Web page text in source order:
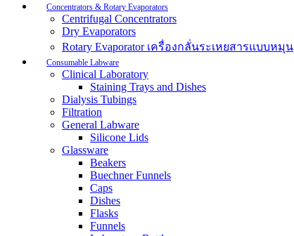
Concentrators & Rotary Evaporators
Centrifugal Concentrators
Dry Evaporators
Rotary Evaporator เครื่องกลั่นระเหยสารแบบหมุน
Consumable Labware
Clinical Laboratory
Staining Trays and Dishes
Dialysis Tubings
Filtration
General Labware
Silicone Lids
Glassware
Beakers
Buechner Funnels
Caps
Dishes
Flasks
Funnels